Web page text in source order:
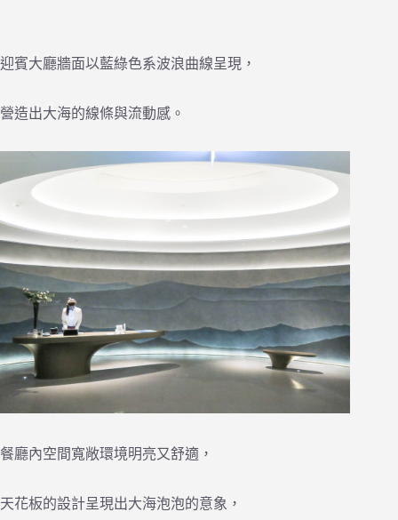
迎賓大廳牆面以藍綠色系波浪曲線呈現，
營造出大海的線條與流動感。
餐廳內空間寬敞環境明亮又舒適，
天花板的設計呈現出大海泡泡的意象，